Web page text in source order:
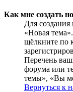
Как мне создать
Для
«Новая
щёлкните по
Перечень
форума или
темы», «Вы
Вернуться к